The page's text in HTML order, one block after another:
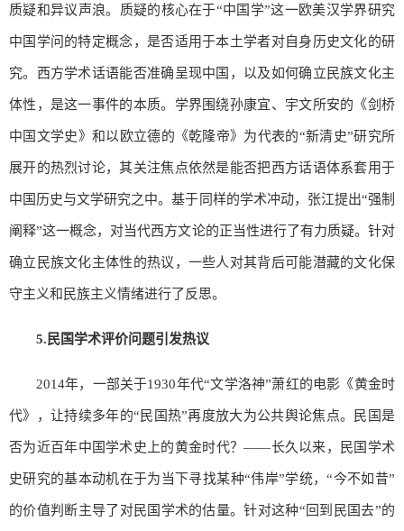
质疑和异议声浪。质疑的核心在于“中国学”这一欧美汉学界研究
中国学问的特定概念，是否适用于本土学者对自身历史文化的研
究。西方学术话语能否准确呈现中国，以及如何确立民族文化主
体性，是这一事件的本质。学界围绕孙康宜、宇文所安的《剑桥
中国文学史》和以欧立德的《乾隆帝》为代表的“新清史”研究所
展开的热烈讨论，其关注焦点依然是能否把西方话语体系套用于
中国历史与文学研究之中。基于同样的学术冲动，张江提出“强制
阐释”这一概念，对当代西方文论的正当性进行了有力质疑。针对
确立民族文化主体性的热议，一些人对其背后可能潜藏的文化保
守主义和民族主义情绪进行了反思。
5. 民国学术评价问题引发热议
2014年，一部关于1930年代“文学洛神”萧红的电影《黄金时
代》，让持续多年的“民国热”再度放大为公共舆论焦点。民国是
否为近百年中国学术史上的黄金时代？——长久以来，民国学术
史研究的基本动机在于为当下寻找某种“伟岸”学统，“今不如昔”
的价值判断主导了对民国学术的估量。针对这种“回到民国去”的